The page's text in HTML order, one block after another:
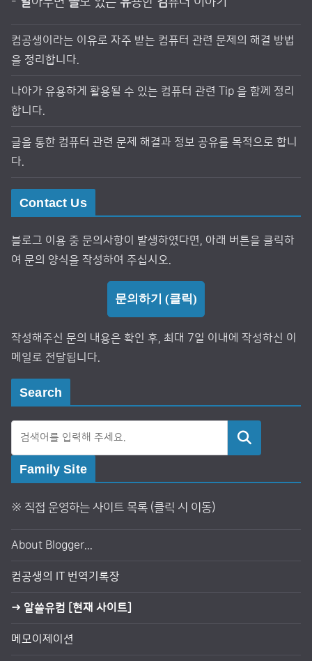
컴공생이라는 이유로 자주 받는 컴퓨터 관련 문제의 해결 방법
을 정리합니다.
나아가 유용하게 활용될 수 있는 컴퓨터 관련 Tip 을 함께 정리
합니다.
글을 통한 컴퓨터 관련 문제 해결과 정보 공유를 목적으로 합니
다.
Contact Us
블로그 이용 중 문의사항이 발생하였다면, 아래 버튼을 클릭하
여 문의 양식을 작성하여 주십시오.
문의하기 (클릭)
작성해주신 문의 내용은 확인 후, 최대 7일 이내에 작성하신 이
메일로 전달됩니다.
Search
검색
Family Site
※ 직접 운영하는 사이트 목록 (클릭 시 이동)
About Blogger...
컴공생의 IT 번역기록장
→ 알쓸유컴 [현재 사이트]
메모이제이션